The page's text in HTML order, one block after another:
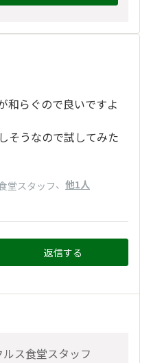
和らぐので良いですよ
そうなので試してみた
堂スタッフ、 他1人
返信する
ス食堂スタッフ